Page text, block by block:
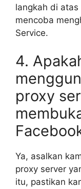
langkah di
mencoba
Service.
4.
proxy
Ya, asalkan
proxy server
itu, pastikan